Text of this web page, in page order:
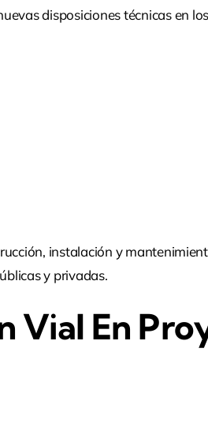
disposiciones técnicas en
instalación y
y privadas.
Vial En